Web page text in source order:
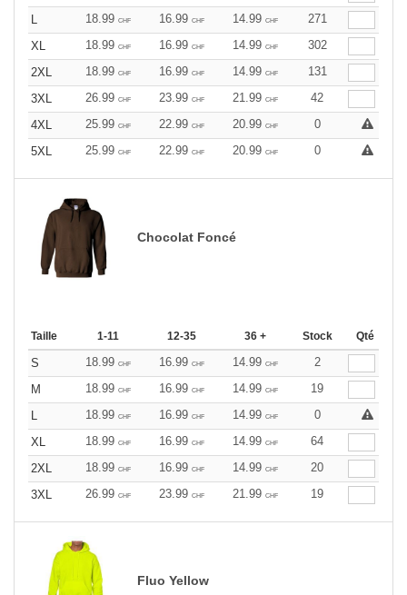
L
18.99 CHF 16.99 CHF 14.99 CHF
271
XL
18.99 CHF 16.99 CHF 14.99 CHF
302
2XL
18.99 CHF 16.99 CHF 14.99 CHF
131
3XL
26.99 CHF 23.99 CHF 21.99 CHF
42
4XL
25.99 CHF 22.99 CHF 20.99 CHF
0
5XL
25.99 CHF 22.99 CHF 20.99 CHF 0
Chocolat Foncé
Taille 1-11 12-35 36 + Stock Qté
S 18.99 CHF 16.99 CHF 14.99 CHF
2
M
18.99 CHF 16.99 CHF 14.99 CHF
19
L
18.99 CHF 16.99 CHF 14.99 CHF
0
XL
18.99 CHF 16.99 CHF 14.99 CHF
64
2XL
18.99 CHF 16.99 CHF 14.99 CHF
20
3XL
26.99 CHF 23.99 CHF 21.99 CHF 19
Fluo Yellow